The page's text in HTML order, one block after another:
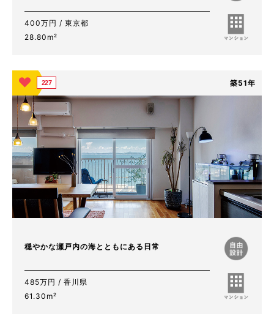
400万円 / 東京都
28.80m²
227 築51年
穏やかな瀬戸内の海とともにある日常
485万円 / 香川県
61.30m²